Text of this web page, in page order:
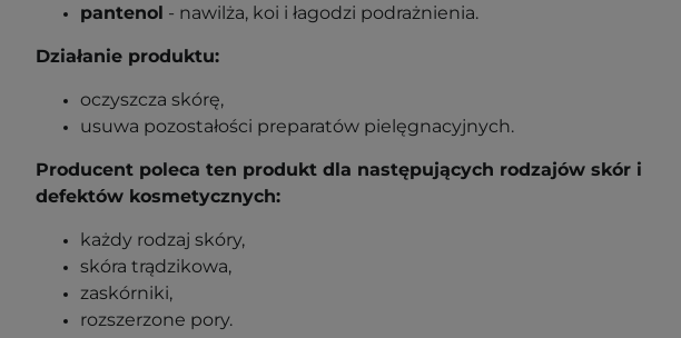
pantenol - nawilża, koi i łagodzi podrażnienia.
Działanie produktu:
oczyszcza skórę,
usuwa pozostałości preparatów pielęgnacyjnych.
Producent poleca ten produkt dla następujących rodzajów skór i
defektów kosmetycznych:
każdy rodzaj skóry,
skóra trądzikowa,
zaskórniki,
rozszerzone pory.